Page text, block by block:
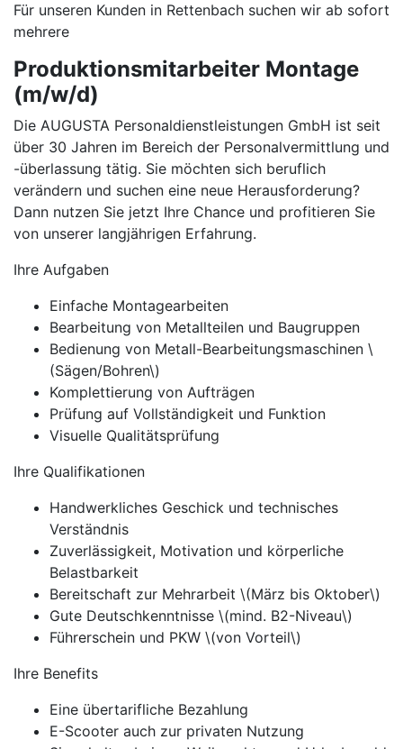
Für unseren Kunden in Rettenbach suchen wir ab sofort
mehrere
Produktionsmitarbeiter Montage
(m/w/d)
Die AUGUSTA Personaldienstleistungen GmbH ist seit
über 30 Jahren im Bereich der Personalvermittlung und
-überlassung tätig. Sie möchten sich beruflich
verändern und suchen eine neue Herausforderung?
Dann nutzen Sie jetzt Ihre Chance und profitieren Sie
von unserer langjährigen Erfahrung.
Ihre Aufgaben
Einfache Montagearbeiten
Bearbeitung von Metallteilen und Baugruppen
Bedienung von Metall-Bearbeitungsmaschinen \
(Sägen/Bohren\)
Komplettierung von Aufträgen
Prüfung auf Vollständigkeit und Funktion
Visuelle Qualitätsprüfung
Ihre Qualifikationen
Handwerkliches Geschick und technisches
Verständnis
Zuverlässigkeit, Motivation und körperliche
Belastbarkeit
Bereitschaft zur Mehrarbeit \(März bis Oktober\)
Gute Deutschkenntnisse \(mind. B2-Niveau\)
Führerschein und PKW \(von Vorteil\)
Ihre Benefits
Eine übertarifliche Bezahlung
E-Scooter auch zur privaten Nutzung